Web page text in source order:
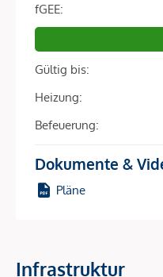
Feinsteinzeug. Die 3-fach
einer Fenstermarkise im
Es besteht die
APCOA Tiefgarage zu
Sie betreten die
Vorraum, der Ihnen direkt
Küche wartet hier bereits
werden. Eine
Personen kann in der
Aussicht auf die
fGEE:
Gültig bis:
Heizung:
Befeuerung:
Dokumente &
Pläne
Infrastruktur